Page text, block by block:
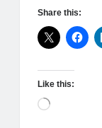
Share this:
Like this:
Loading…